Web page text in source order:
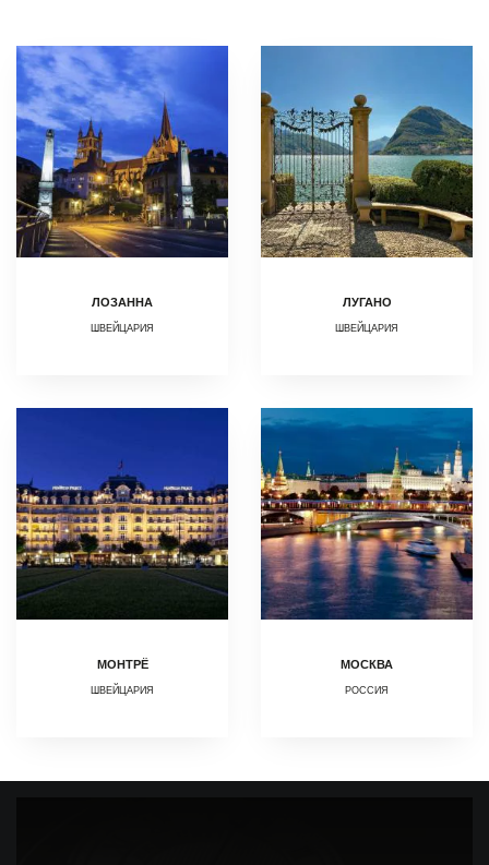
ЛОЗАННА
ШВЕЙЦАРИЯ
ЛУГАНО
ШВЕЙЦАРИЯ
МОНТРЁ
ШВЕЙЦАРИЯ
МОСКВА
РОССИЯ